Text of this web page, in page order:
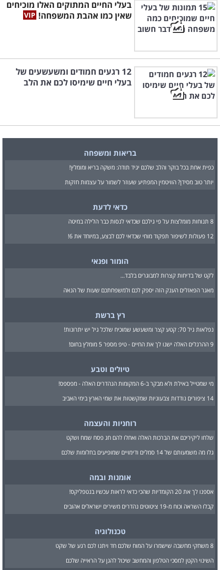
בעלי החיים המתוקים האלו מוכיחים
שאין כמו אהבת המשפחה!
12 רגעים חמודים ומשעשעים של
בעלי חיים שימיסו לכם את הלב
בריאות ומשפחה
כפית אחת בכל בוקר והלב שלכם יגיד תודה: משקה בריא ומומלץ!
יותר טוב מסידן? הוויטמין המפתיע שעוזר לשמור על עצמות חזקות
כדאי לדעת
8 תנוחות מומלצות על פי גילכם שכדאי לנסות כבר הלילה במיטה
12 פעולות לשיפור תפקוד מוחי שכדאי לכם לבצע, במיוחד את 6!
הומור ופנאי
לקט של בדיחות קצרות למבוגרים בלבד...
מאגר הפאזלים הענק הזה יספק לכם ולמשפחתכם שעות של הנאה
רץ ברשת
נפלאות גיל 70: קטע קצר ומשעשע שמוכיח שלכל גיל יש יתרונות!
9 ההרגלים האלה ישנו לך את החיים - טיפ מספר 5 מומלץ בחום!
טיולים וטבע
מי שמטייל באילת ולא מבקר ב-6 המקומות הנהדרים האלה - מפספס!
14 ציפורים נודדות צבעוניות שמקשטות את שמי הארץ בימי האביב
רוחניות והעצמה
שלחו ליקיריכם את הברכות האלה ואחלו להם חג פסח שמח ושקט
גלו מה משמעותם של 14 סמלים ודימויים שמופיעים בחלומות שלכם
אומנות ובמה
אספנו לך את 20 הקומדיות שהכי כדאי לראות עכשיו בנטפליקס!
קבלו השראה וכוח מ-19 ציטוטים נהדרים משירים ישראלים אהובים
טכנולוגיה
8 משחקי מחשבה שישמרו על המוח שלכם חד ויתנו לכם רגע של שקט
השינוי הקטן למסכי הטלפון והמחשב שיכול להגן על הראייה שלכם